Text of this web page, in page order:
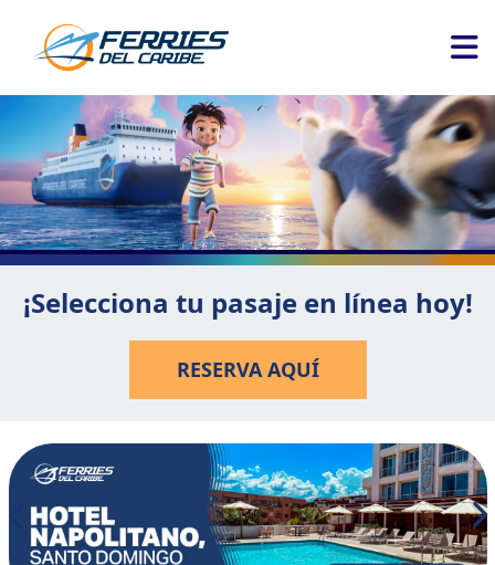
¡Selecciona tu pasaje en línea hoy!
RESERVA AQUÍ